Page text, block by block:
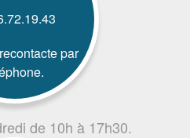
par
de 10h à 17h30.